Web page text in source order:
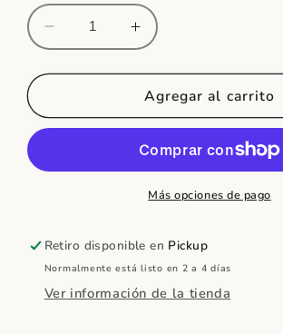
Reducir
cantidad
para
en
Foamboard
Aumentar
cantidad
para
Unicornio
en
Foamboard
Agregar al carrito
Más opciones de pago
Retiro disponible en Pickup
Normalmente está listo en 2 a 4 días
Ver información de la tienda